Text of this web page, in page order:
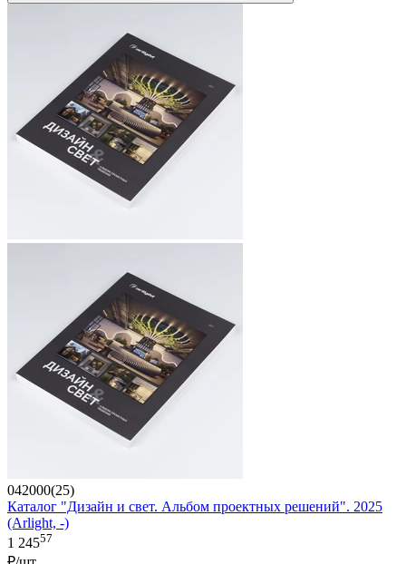
042000(25)
Каталог "Дизайн и свет. Альбом проектных решений". 2025
(Arlight, -)
1 24557